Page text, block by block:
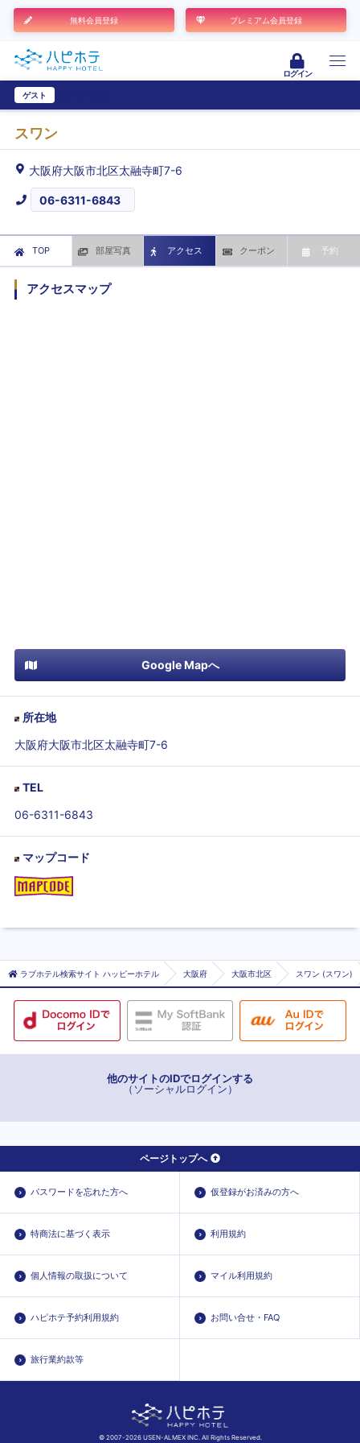
無料会員登録 プレミアム会員登録
ログイン
ゲスト
スワン
大阪府大阪市北区太融寺町7-6
06-6311-6843
TOP 部屋写真 アクセス クーポン 予約
アクセスマップ
Google Mapへ
所在地
大阪府大阪市北区太融寺町7-6
TEL
06-6311-6843
マップコード
ラブホテル検索サイト ハッピーホテル 大阪府 大阪市北区 スワン (スワン)
他のサイトのIDでログインする
（ソーシャルログイン）
ページトップへ
パスワードを忘れた方へ 仮登録がお済みの方へ
特商法に基づく表示 利用規約
個人情報の取扱について マイル利用規約
ハピホテ予約利用規約 お問い合せ・FAQ
旅行業約款等
© 2007-2026 USEN-ALMEX INC. All Rights Reserved.